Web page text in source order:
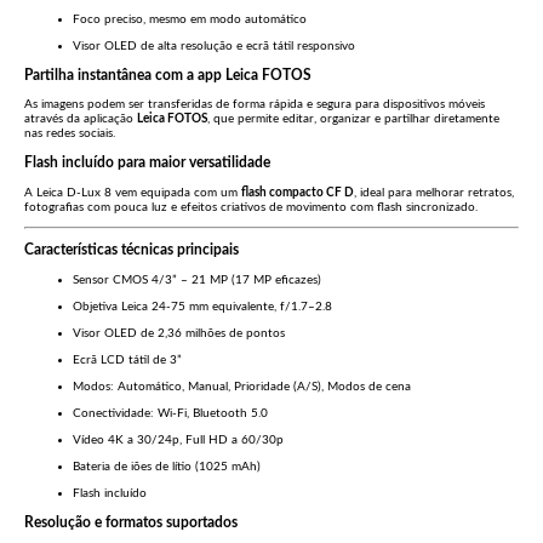
Foco preciso, mesmo em modo automático
Visor OLED de alta resolução e ecrã tátil responsivo
Partilha instantânea com a app Leica FOTOS
As imagens podem ser transferidas de forma rápida e segura para dispositivos móveis
através da aplicação Leica FOTOS, que permite editar, organizar e partilhar diretamente
nas redes sociais.
Flash incluído para maior versatilidade
A Leica D-Lux 8 vem equipada com um flash compacto CF D , ideal para melhorar retratos,
fotografias com pouca luz e efeitos criativos de movimento com flash sincronizado.
Características técnicas principais
Sensor CMOS 4/3” – 21 MP (17 MP eficazes)
Objetiva Leica 24-75 mm equivalente, f/1.7–2.8
Visor OLED de 2,36 milhões de pontos
Ecrã LCD tátil de 3”
Modos: Automático, Manual, Prioridade (A/S), Modos de cena
Conectividade: Wi-Fi, Bluetooth 5.0
Vídeo 4K a 30/24p, Full HD a 60/30p
Bateria de iões de lítio (1025 mAh)
Flash incluído
Resolução e formatos suportados